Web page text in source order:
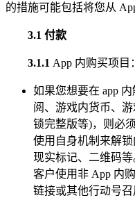
的措施可能包括将您从
3.1 付款
3.1.1 App 内购买项目：
如果您想要在 app
阅、游戏内货币、
锁完整版等)，则必
使用自身机制来解
现实标记、二维码等
客户使用非 App 内
链接或其他行动号召